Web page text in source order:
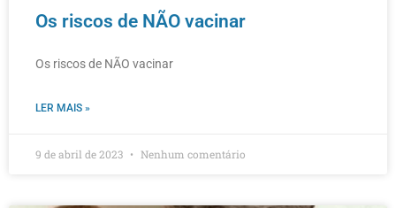
Os riscos de NÃO vacinar
Os riscos de NÃO vacinar
LER MAIS »
9 de abril de 2023 Nenhum comentário